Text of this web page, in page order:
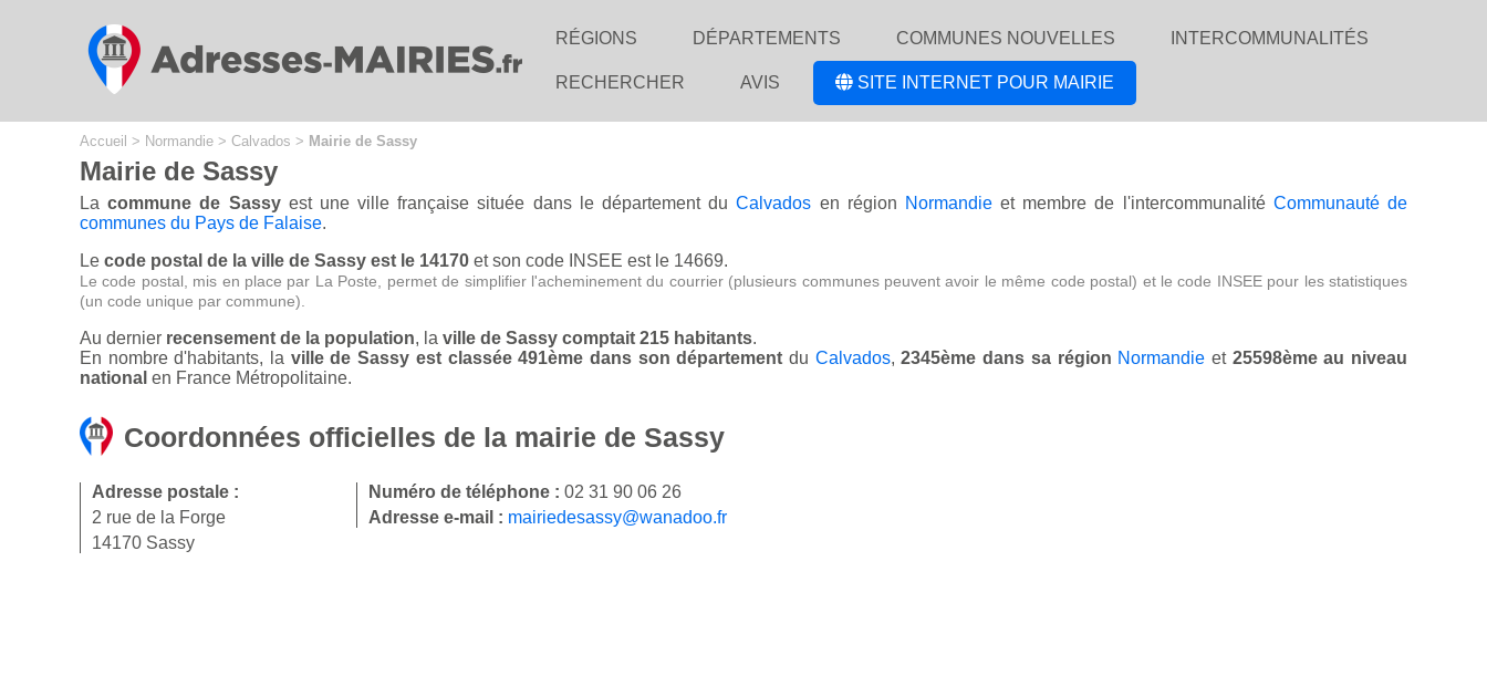
RÉGIONS DÉPARTEMENTS COMMUNES NOUVELLES INTERCOMMUNALITÉS
RECHERCHER AVIS SITE INTERNET POUR MAIRIE
Accueil > Normandie > Calvados > Mairie de Sassy
Mairie de Sassy
Lacommune de Sassyest une ville française située dans le département duCalvados en région Normandieet membre de l'intercommunalité Communauté de
communes du Pays de Falaise.
Le code postal de la ville de Sassy est le 14170 et son code INSEE est le 14669.
Le code postal, mis en place par La Poste, permet de simplifier l'acheminement du courrier (plusieurs communes peuvent avoir le même code postal) et le code INSEE pour les statistiques
(un code unique par commune).
Au dernier recensement de la population, la ville de Sassy comptait 215 habitants.
En nombre d'habitants, la ville de Sassy est classée 491ème dans son département du Calvados,2345ème dans sa région Normandie et 25598ème au niveau
national en France Métropolitaine.
Coordonnées officielles de la mairie de Sassy
Adresse postale :
2 rue de la Forge
14170 Sassy
Numéro de téléphone : 02 31 90 06 26
Adresse e-mail : mairiedesassy@wanadoo.fr